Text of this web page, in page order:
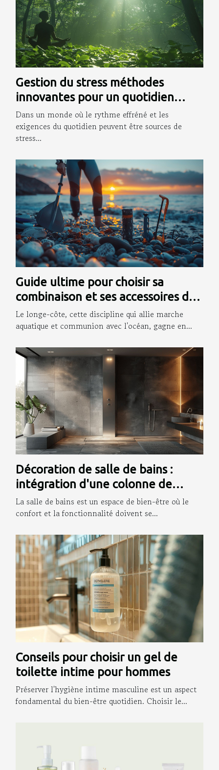
Gestion du stress méthodes
innovantes pour un quotidien
apaisé
Dans un monde où le rythme effréné et les
exigences du quotidien peuvent être sources de
stress...
Guide ultime pour choisir sa
combinaison et ses accessoires de
longe-côte
Le longe-côte, cette discipline qui allie marche
aquatique et communion avec l'océan, gagne en...
Décoration de salle de bains :
intégration d'une colonne de
douche
La salle de bains est un espace de bien-être où le
confort et la fonctionnalité doivent se...
Conseils pour choisir un gel de
toilette intime pour hommes
Préserver l'hygiène intime masculine est un aspect
fondamental du bien-être quotidien. Choisir le...